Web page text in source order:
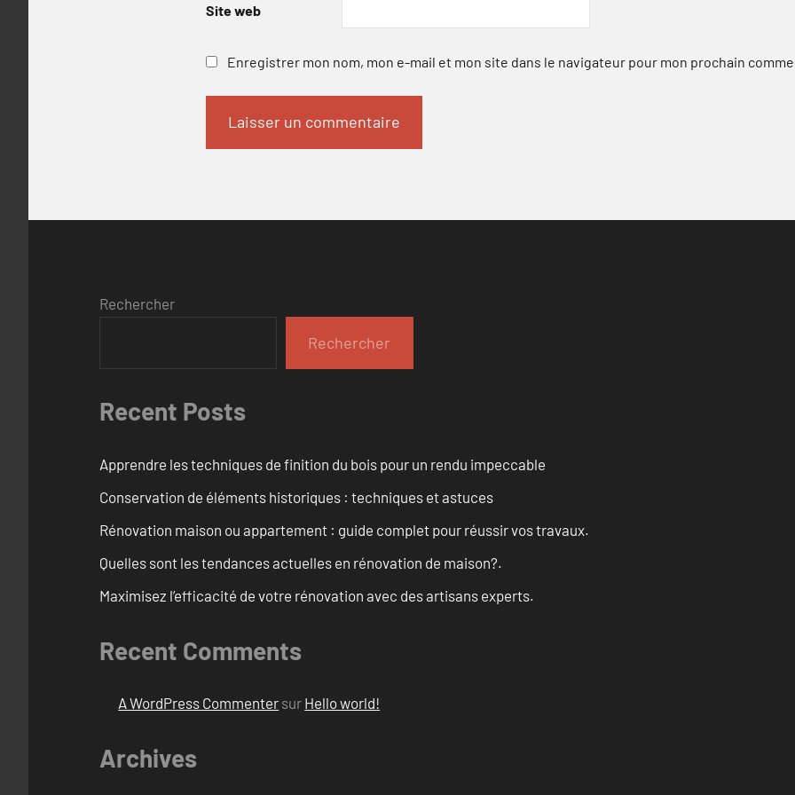
Site web
Enregistrer mon nom, mon e-mail et mon site dans le navigateur pour mon prochain
Rechercher
Rechercher
Recent Posts
Apprendre les techniques de finition du bois pour un rendu impeccable
Conservation de éléments historiques : techniques et astuces
Rénovation maison ou appartement : guide complet pour réussir vos travaux.
Quelles sont les tendances actuelles en rénovation de maison?.
Maximisez l’efficacité de votre rénovation avec des artisans experts.
Recent Comments
A WordPress Commenter sur Hello world!
Archives